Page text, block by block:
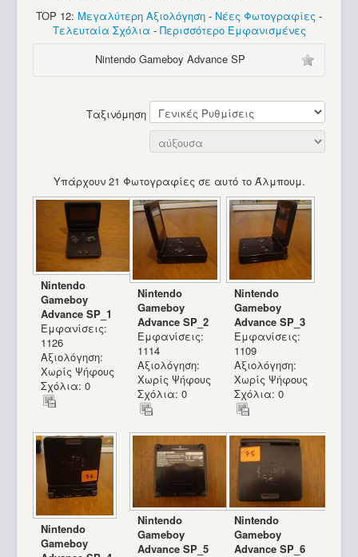
Magnavox Odyssey 4000
Magnavox Odyssey 4000_16
TOP 12: Μεγαλύτερη Αξιολόγηση - Νέες Φωτογραφίες -
Τελευταία Σχόλια - Περισσότερο Εμφανισμένες
Nintendo Gameboy Advance SP
Ταξινόμηση
Υπάρχουν 21 Φωτογραφίες σε αυτό το Άλμπουμ.
Nintendo
Gameboy
Advance SP_1
Εμφανίσεις:
1126
Αξιολόγηση:
Χωρίς Ψήφους
Σχόλια: 0
Nintendo
Gameboy
Advance SP_2
Εμφανίσεις:
1114
Αξιολόγηση:
Χωρίς Ψήφους
Σχόλια: 0
Nintendo
Gameboy
Advance SP_3
Εμφανίσεις:
1109
Αξιολόγηση:
Χωρίς Ψήφους
Σχόλια: 0
Nintendo
Gameboy
Nintendo
Gameboy
Advance SP_5
Nintendo
Gameboy
Advance SP_6